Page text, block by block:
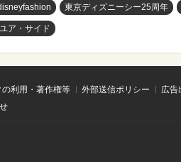
東京ディズニーシー25周年
ア・サイド
利用・著作権等 外部送信ポリシー
広告